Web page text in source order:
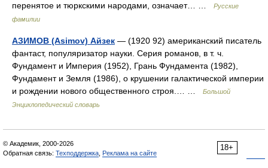
перенятое и тюркскими народами, означает… …
Русские
фамилии
АЗИМОВ (Asimov) Айзек — (1920 92) американский писатель
фантаст, популяризатор науки. Серия романов, в т. ч.
Фундамент и Империя (1952), Грань Фундамента (1982),
Фундамент и Земля (1986), о крушении галактической империи
и рождении нового общественного строя.… …
Большой
Энциклопедический словарь
18+
© Академик, 2000-2026
Обратная связь: Техподдержка Реклама на сайте